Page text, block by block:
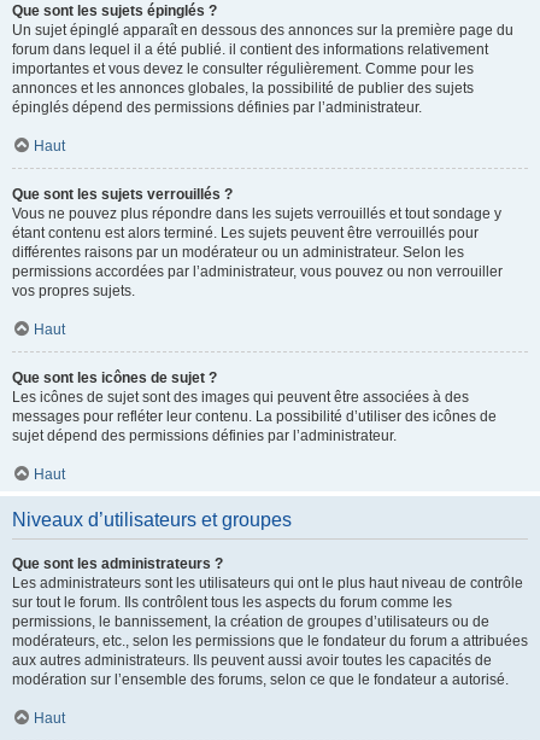
Que sont les sujets épinglés ?
Un sujet épinglé apparaît en dessous des annonces sur la première page du
forum dans lequel il a été publié. il contient des informations relativement
importantes et vous devez le consulter régulièrement. Comme pour les
annonces et les annonces globales, la possibilité de publier des sujets
épinglés dépend des permissions définies par l’administrateur.
Haut
Que sont les sujets verrouillés ?
Vous ne pouvez plus répondre dans les sujets verrouillés et tout sondage y
étant contenu est alors terminé. Les sujets peuvent être verrouillés pour
différentes raisons par un modérateur ou un administrateur. Selon les
permissions accordées par l’administrateur, vous pouvez ou non verrouiller
vos propres sujets.
Haut
Que sont les icônes de sujet ?
Les icônes de sujet sont des images qui peuvent être associées à des
messages pour refléter leur contenu. La possibilité d’utiliser des icônes de
sujet dépend des permissions définies par l’administrateur.
Haut
Niveaux d’utilisateurs et groupes
Que sont les administrateurs ?
Les administrateurs sont les utilisateurs qui ont le plus haut niveau de contrôle
sur tout le forum. Ils contrôlent tous les aspects du forum comme les
permissions, le bannissement, la création de groupes d’utilisateurs ou de
modérateurs, etc., selon les permissions que le fondateur du forum a attribuées
aux autres administrateurs. Ils peuvent aussi avoir toutes les capacités de
modération sur l’ensemble des forums, selon ce que le fondateur a autorisé.
Haut